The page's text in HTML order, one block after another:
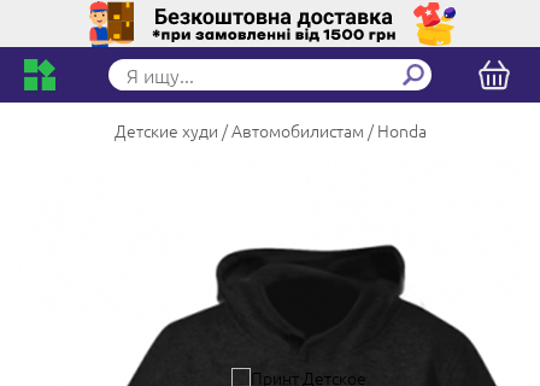
Детские худи Автомобилистам Honda